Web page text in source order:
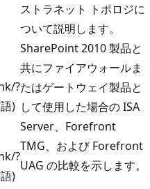
?
)
?
)
ストラネット トポロジに
ついて説明します。
SharePoint 2010 製品と
共にファイアウォールま
たはゲートウェイ製品と
して使用した場合の ISA
Server、Forefront
TMG、および Forefront
UAG の比較を示します。